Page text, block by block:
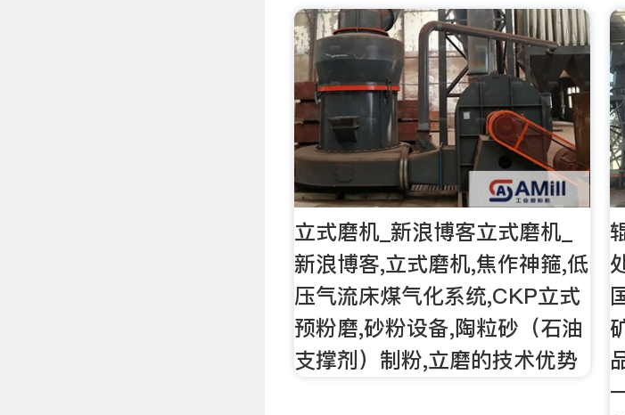
立式磨机_新浪博客立式磨机_
新浪博客,立式磨机,焦作神箍,低
压气流床煤气化系统,CKP立式
预粉磨,砂粉设备,陶粒砂（石油
支撑剂）制粉,立磨的技术优势